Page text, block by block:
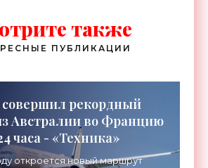
также
ПУБЛИКАЦИИ
совершил рекордный
Австралии во Францию
часа - «Техника»
откроется новый маршрут